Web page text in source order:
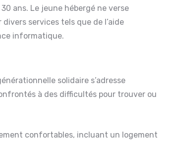
ans. Le jeune hébergé ne verse
services tels que de l’aide
informatique.
solidaire s’adresse
à des difficultés pour trouver ou
confortables, incluant un logement